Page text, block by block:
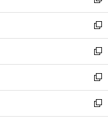
開
く
ウ
で
開
く
ン
ド
ウ
で
開
く
し
い
ウ
ィ
ン
ド
ウ
で
開
新
し
い
ウ
ィ
ン
ド
ウ
新
し
い
ウ
ィ
ン
新
し
い
ウ
新
し